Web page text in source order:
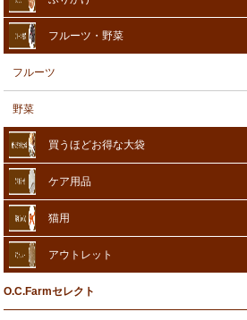
フルーツ・野菜
フルーツ
野菜
買うほどお得な大袋
ケア用品
猫用
アウトレット
O.C.Farmセレクト